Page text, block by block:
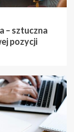
– sztuczna
pozycji